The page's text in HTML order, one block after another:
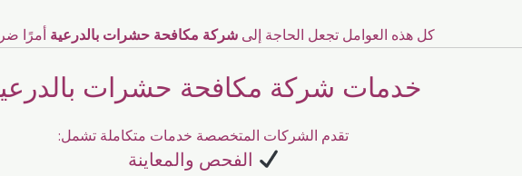
كل هذه العوامل تجعل الحاجة إلى شركة مكافحة حشرات بالدرعية أمرًا
خدمات شركة مكافحة حشرات
تقدم الشركات المتخصصة خدمات متكاملة تشمل:
الفحص والمعاينة